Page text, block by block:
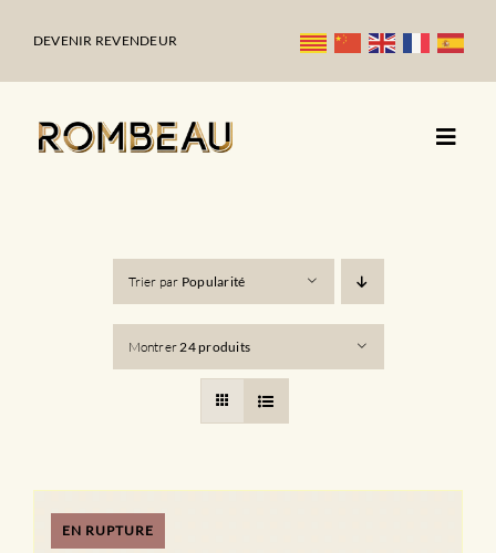
DEVENIR REVENDEUR
Trier par Popularité
Montrer24 produits
EN RUPTURE